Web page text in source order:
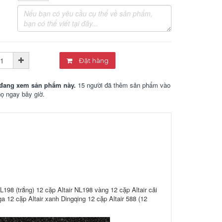
Đặt hàng
xem sản phẩm này. 15 người đã thêm sản phẩm vào
ngay bây giờ.
(trắng) 12 cặp Altair NL198 vàng 12 cặp Altair cải
12 cặp Altair xanh Dingqing 12 cặp Altair 588 (12